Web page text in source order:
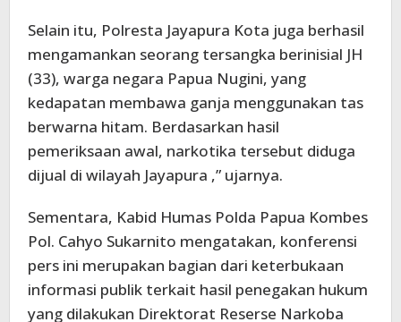
Selain itu, Polresta Jayapura Kota juga berhasil
mengamankan seorang tersangka berinisial JH
(33), warga negara Papua Nugini, yang
kedapatan membawa ganja menggunakan tas
berwarna hitam. Berdasarkan hasil
pemeriksaan awal, narkotika tersebut diduga
dijual di wilayah Jayapura ,” ujarnya.
Sementara, Kabid Humas Polda Papua Kombes
Pol. Cahyo Sukarnito mengatakan, konferensi
pers ini merupakan bagian dari keterbukaan
informasi publik terkait hasil penegakan hukum
yang dilakukan Direktorat Reserse Narkoba